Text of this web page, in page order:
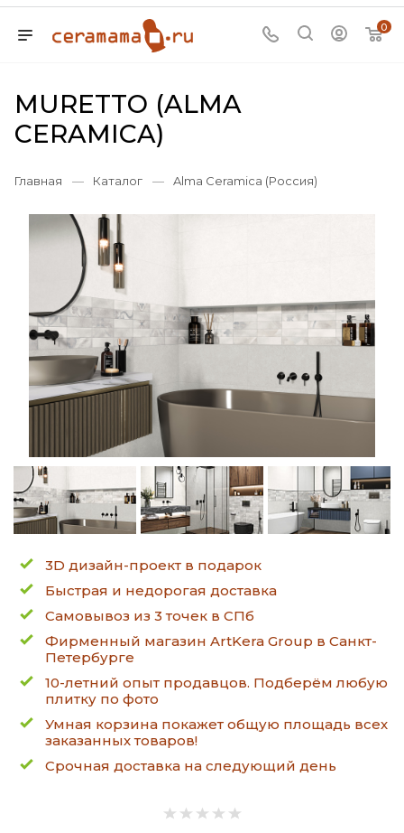
0
MURETTO (ALMA
CERAMICA)
Главная — Каталог — Alma Ceramica (Россия)
3D дизайн-проект в подарок
Быстрая и недорогая доставка
Самовывоз из 3 точек в СПб
Фирменный магазин ArtKera Group в Санкт-
Петербурге
10-летний опыт продавцов. Подберём любую
плитку по фото
Умная корзина покажет общую площадь всех
заказанных товаров!
Срочная доставка на следующий день